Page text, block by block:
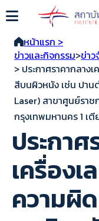
หน้าแรก >
ข่าวและกิจกรรม>ข่า
> ประกาศราคากลาง
สีบนผิวหนัง เช่น ปา
Laser) สาขาศูนย์รา
กรุงเทพมหานคร 1 เตี
ประกา
เครื่องเ
ความผิ